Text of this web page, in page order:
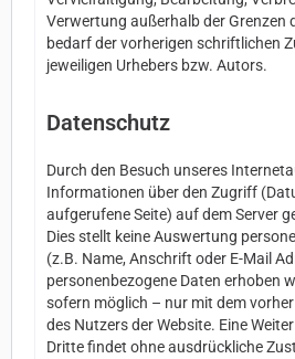
Verwertung außerhalb der Grenzen
bedarf der vorherigen schriftlichen
jeweiligen Urhebers bzw. Autors.
Datenschutz
Durch den Besuch unseres
Informationen über den Zugriff
aufgerufene Seite) auf dem Server
Dies stellt keine Auswertung
(z.B. Name, Anschrift oder E-Mail
personenbezogene Daten erhoben
sofern möglich – nur mit dem
des Nutzers der Website. Eine
Dritte findet ohne ausdrückliche